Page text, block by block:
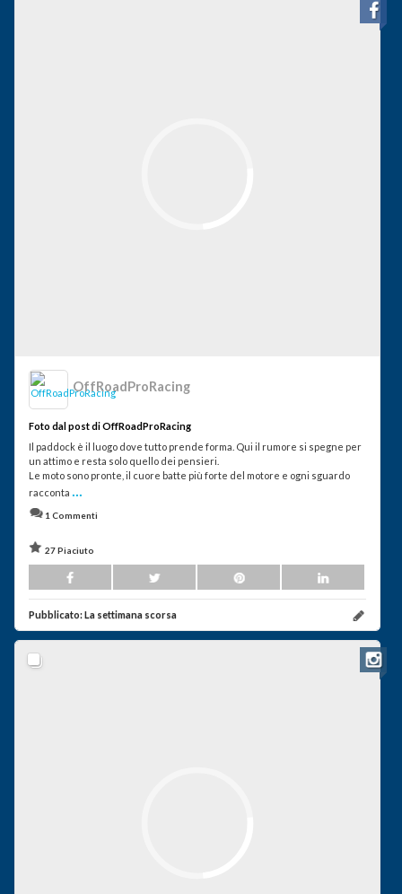
OffRoadProRacing
Foto dal post di OffRoadProRacing
Il paddock è il luogo dove tutto prende forma. Qui il rumore si spegne per
un attimo e resta solo quello dei pensieri.
Le moto sono pronte, il cuore batte più forte del motore e ogni sguardo
racconta ...
1 Commenti
27 Piaciuto
Pubblicato:La settimana scorsa